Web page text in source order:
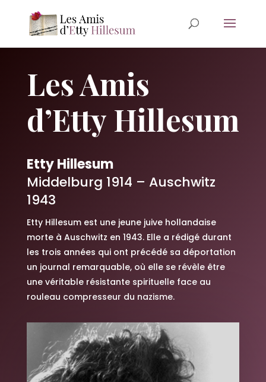
Les Amis
d’Etty Hillesum
Etty Hillesum
Middelburg 1914 – Auschwitz
1943
Etty Hillesum est une jeune juive hollandaise
morte à Auschwitz en 1943. Elle a rédigé durant
les trois années qui ont précédé sa déportation
un journal remarquable, où elle se révèle être
une véritable résistante spirituelle face au
rouleau compresseur du nazisme.